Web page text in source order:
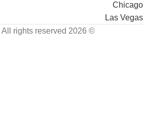
Chicago
Las Vegas
© 2026
All rights reserved